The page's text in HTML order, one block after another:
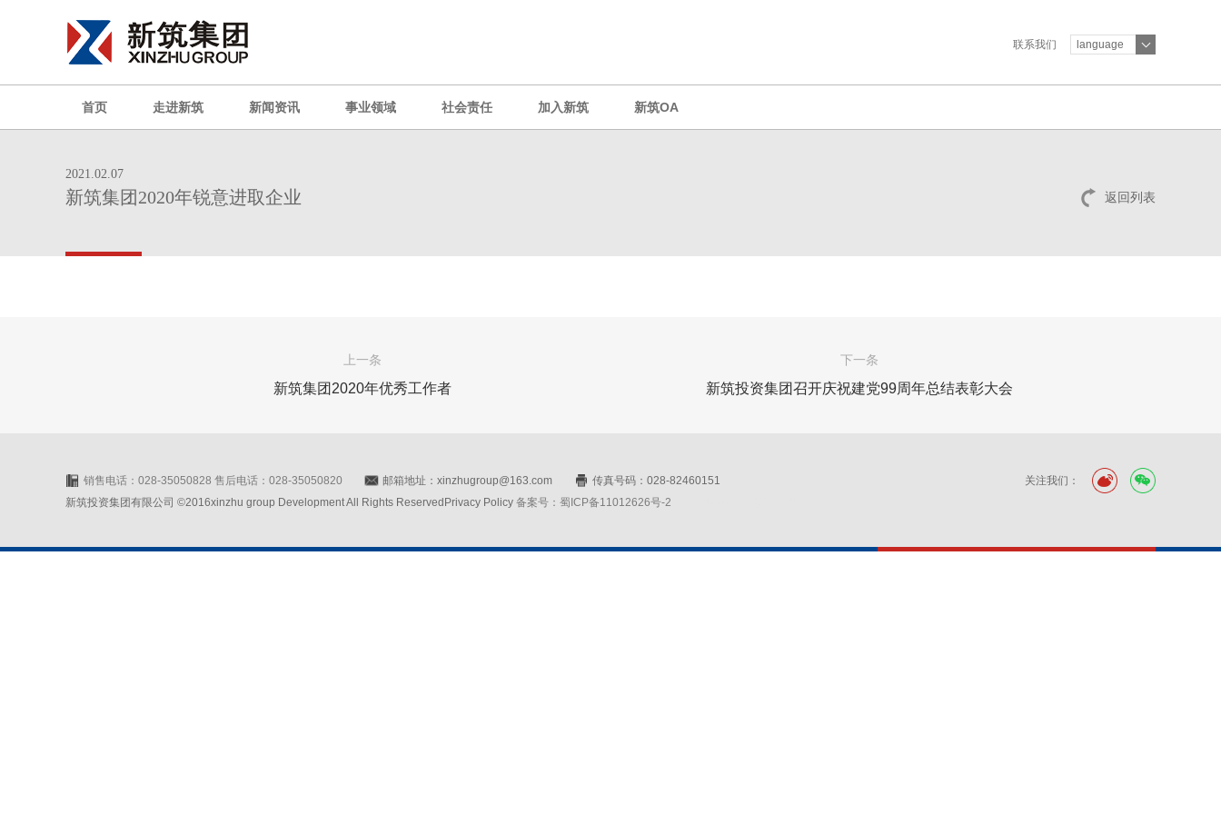
联系我们 language
首页 走进新筑 新闻资讯 事业领域 社会责任 加入新筑 新筑OA
返回列表
2021.02.07
新筑集团2020年锐意进取企业
上一条
新筑集团2020年优秀工作者
下一条
新筑投资集团召开庆祝建党99周年总结表彰大会
关注我们：
销售电话：028-35050828 售后电话：028-35050820 邮箱地址：xinzhugroup@163.com
传真号码：028-82460151
新筑投资集团有限公司 ©2016xinzhu group Development All Rights ReservedPrivacy Policy 备案号：蜀ICP备11012626号-2